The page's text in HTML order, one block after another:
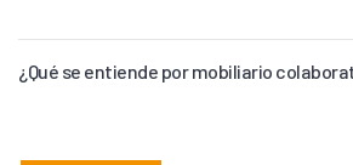
¿Qué se entiende por mobiliario